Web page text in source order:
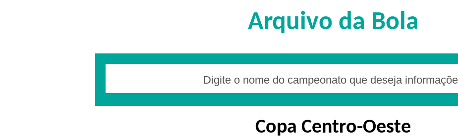
Arquivo da Bola
Copa Centro-Oeste